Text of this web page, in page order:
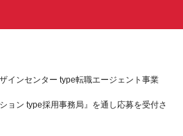
インセンター type転職エージェント事業
ョン type採用事務局』を通し応募を受付さ